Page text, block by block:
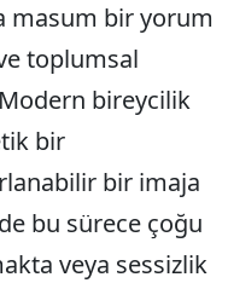
masum bir yorum
toplumsal
bireycilik
bir
bir imaja
bu sürece çoğu
veya sessizlik